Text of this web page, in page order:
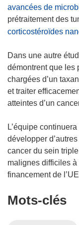
avancées de
prétraitement des
corticostéroïdes
Dans une autre
démontrent que les
chargées d’un
et traiter
atteintes d’un
L’équipe
développer
cancer du sein
malignes difficiles
financement de
Mots‑clés